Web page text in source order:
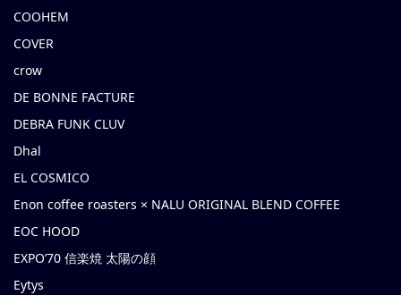
COOHEM
COVER
crow
DE BONNE FACTURE
DEBRA FUNK CLUV
Dhal
EL COSMICO
Enon coffee roasters × NALU ORIGINAL BLEND COFFEE
EOC HOOD
EXPO’70 信楽焼 太陽の顔
Eytys